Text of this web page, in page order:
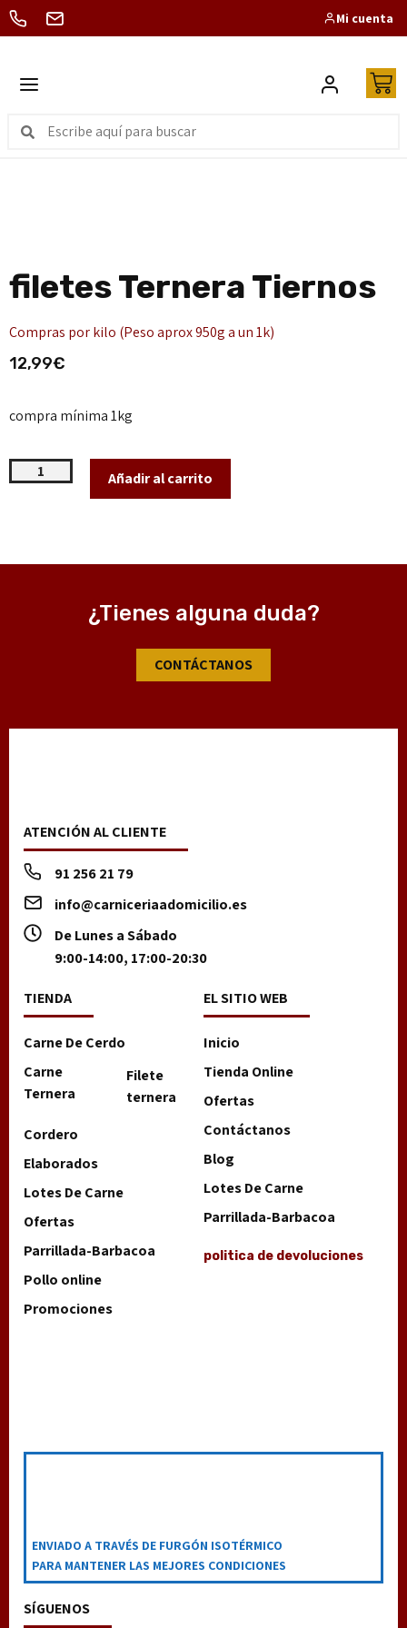
Mi cuenta
filetes Ternera Tiernos
Compras por kilo (Peso aprox 950g a un 1k)
12,99€
compra mínima 1kg
Añadir al carrito
¿Tienes alguna duda?
CONTÁCTANOS
ATENCIÓN AL CLIENTE
91 256 21 79
info@carniceriaadomicilio.es
De Lunes a Sábado
9:00-14:00, 17:00-20:30
TIENDA
Carne De Cerdo
Carne
Ternera
Filete
ternera
Cordero
Elaborados
Lotes De Carne
Ofertas
Parrillada-Barbacoa
Pollo online
Promociones
EL SITIO WEB
Inicio
Tienda Online
Ofertas
Contáctanos
Blog
Lotes De Carne
Parrillada-Barbacoa
politica de devoluciones
ENVIADO A TRAVÉS DE FURGÓN ISOTÉRMICO
PARA MANTENER LAS MEJORES CONDICIONES
SÍGUENOS